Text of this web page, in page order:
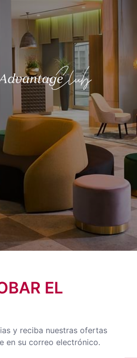
EL
y reciba nuestras ofertas
en su correo electrónico.